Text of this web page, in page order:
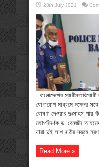
28th July 2021
বাংলাদেশের
যোগাযোগ মাধ্যমে দম্ভের
ঘোষণা দেওয়ার দুঃসাহস পায়
মহাপরিদর্শক ড. বেনজীর
যারা দুই লাখ নারীর সম্ভ্রম
Read More »